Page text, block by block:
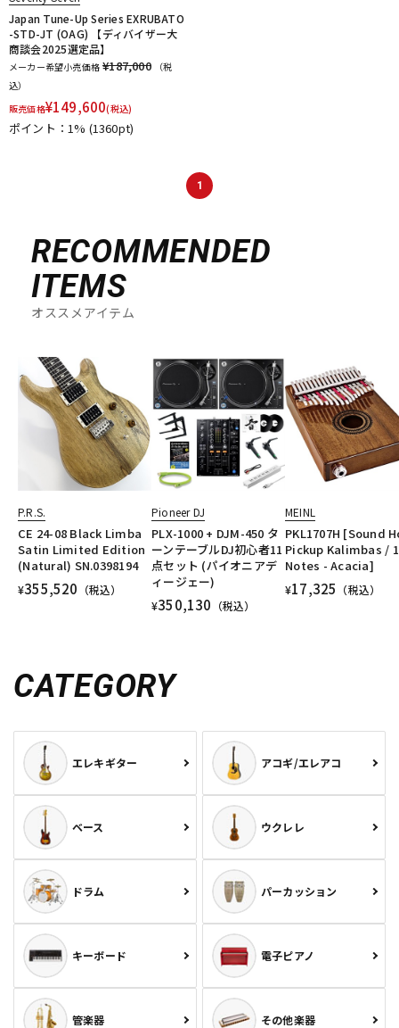
Japan Tune-Up Series EXRUBATO
-STD-JT (OAG) 【ディバイザー大
商談会2025選定品】
メーカー希望小売価格 ¥187,000
（税
込）
販売価格¥149,600(税込)
ポイント：1% (1360pt)
1
RECOMMENDED
ITEMS
オススメアイテム
P.R.S.
CE 24-08 Black Limba
Satin Limited Edition
(Natural) SN.0398194
¥355,520 （税込）
Pioneer DJ
PLX-1000 + DJM-450 タ
ーンテーブルDJ初心者11
点セット (パイオニアデ
ィージェー)
¥350,130 （税込）
MEINL
PKL1707H [Sound
Pickup Kalimbas /
Notes - Acacia]
¥17,325 （税込）
CATEGORY
エレキギター アコギ/エレアコ
ベース ウクレレ
ドラム パーカッション
キーボード 電子ピアノ
管楽器 その他楽器